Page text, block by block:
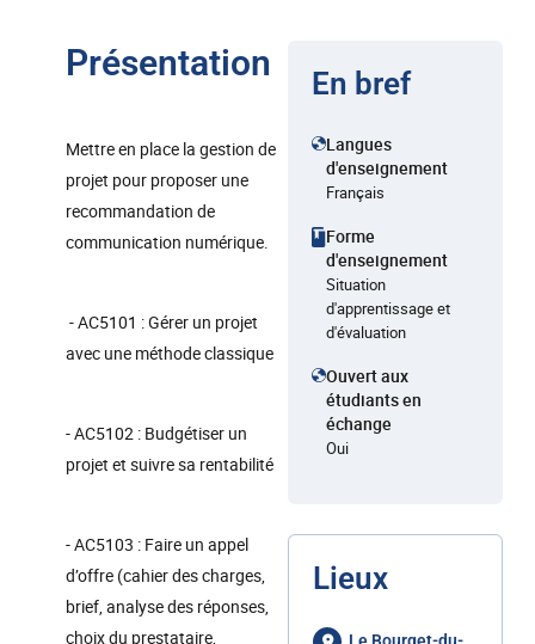
Présentation
Mettre en place la gestion de
projet pour proposer une
recommandation de
communication numérique.
- AC5101 : Gérer un projet
avec une méthode classique
- AC5102 : Budgétiser un
projet et suivre sa rentabilité
- AC5103 : Faire un appel
d’offre (cahier des charges,
brief, analyse des réponses,
choix du prestataire,
En bref
Langues
d'enseignement
Français
Forme
d'enseignement
Situation
d'apprentissage et
d'évaluation
Ouvert aux
étudiants en
échange
Oui
Lieux